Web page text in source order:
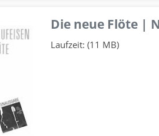
Die neue Flöte |
Laufzeit: (11 MB)